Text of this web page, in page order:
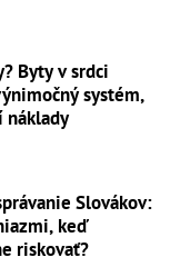
Byty v srdci
systém,
náklady
Slovákov:
keď
riskovať?